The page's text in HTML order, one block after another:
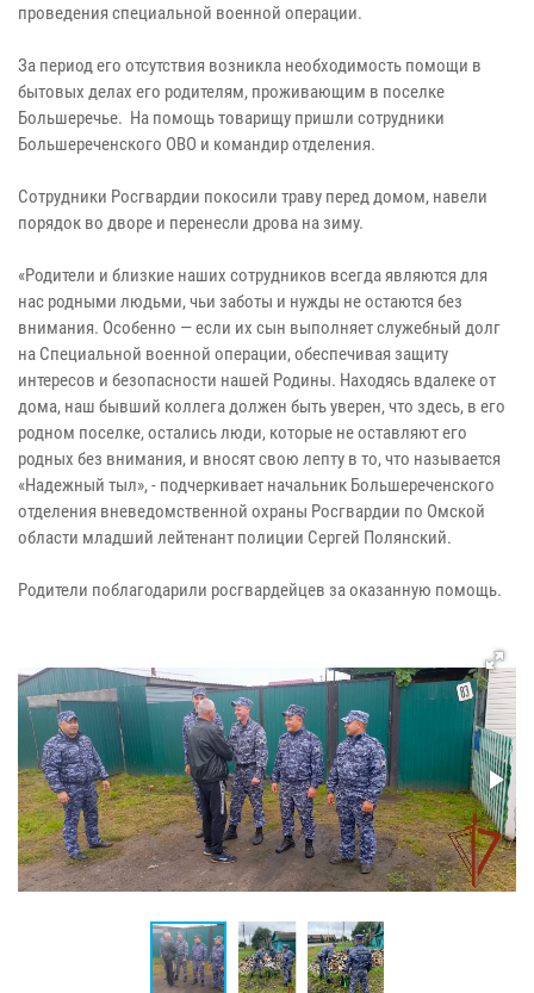
проведения специальной военной операции.
За период его отсутствия возникла необходимость помощи в
бытовых делах его родителям, проживающим в поселке
Большеречье. На помощь товарищу пришли сотрудники
Большереченского ОВО и командир отделения.
Сотрудники Росгвардии покосили траву перед домом, навели
порядок во дворе и перенесли дрова на зиму.
«Родители и близкие наших сотрудников всегда являются для
нас родными людьми, чьи заботы и нужды не остаются без
внимания. Особенно — если их сын выполняет служебный долг
на Специальной военной операции, обеспечивая защиту
интересов и безопасности нашей Родины. Находясь вдалеке от
дома, наш бывший коллега должен быть уверен, что здесь, в его
родном поселке, остались люди, которые не оставляют его
родных без внимания, и вносят свою лепту в то, что называется
«Надежный тыл», - подчеркивает начальник Большереченского
отделения вневедомственной охраны Росгвардии по Омской
области младший лейтенант полиции Сергей Полянский.
Родители поблагодарили росгвардейцев за оказанную помощь.